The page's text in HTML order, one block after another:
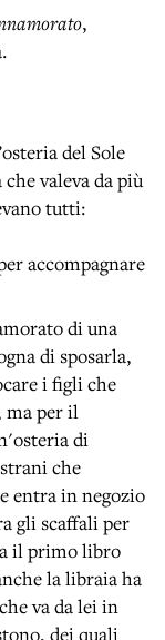
,
del Sole
valeva da più
tutti:
accompagnare
di una
di sposarla,
i figli che
ma per il
di
che
entra in negozio
gli scaffali per
il primo libro
la libraia ha
va da lei in
dei quali